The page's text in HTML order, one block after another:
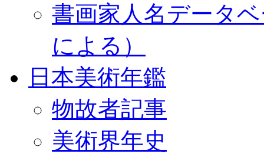
書画家人名データ
による）
日本美術年鑑
物故者記事
美術界年史